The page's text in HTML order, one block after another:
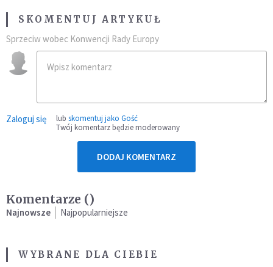
SKOMENTUJ ARTYKUŁ
Sprzeciw wobec Konwencji Rady Europy
Zaloguj się lub skomentuj jako Gość
Twój komentarz będzie moderowany
DODAJ KOMENTARZ
Komentarze ()
Najnowsze Najpopularniejsze
WYBRANE DLA CIEBIE